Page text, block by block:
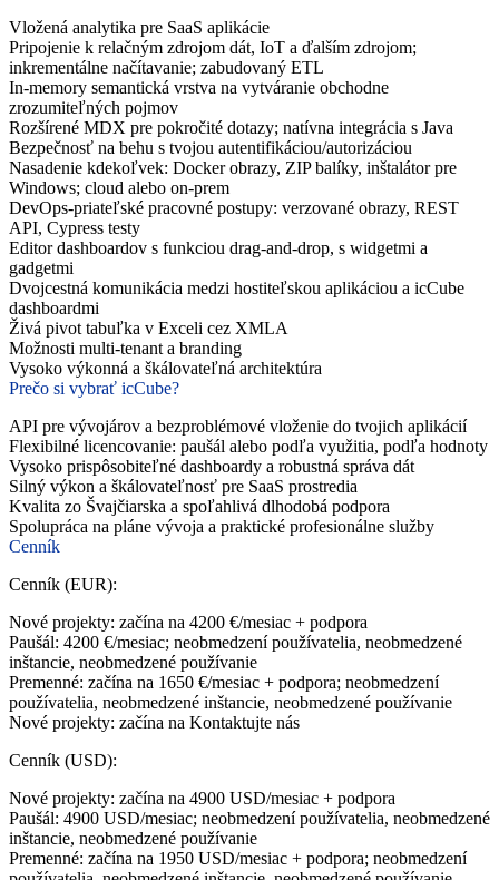
Vložená analytika pre SaaS aplikácie
Pripojenie k relačným zdrojom dát, IoT a ďalším zdrojom;
inkrementálne načítavanie; zabudovaný ETL
In-memory semantická vrstva na vytváranie obchodne
zrozumiteľných pojmov
Rozšírené MDX pre pokročité dotazy; natívna integrácia s Java
Bezpečnosť na behu s tvojou autentifikáciou/autorizáciou
Nasadenie kdekoľvek: Docker obrazy, ZIP balíky, inštalátor pre
Windows; cloud alebo on-prem
DevOps‑priateľské pracovné postupy: verzované obrazy, REST
API, Cypress testy
Editor dashboardov s funkciou drag-and-drop, s widgetmi a
gadgetmi
Dvojcestná komunikácia medzi hostiteľskou aplikáciou a icCube
dashboardmi
Živá pivot tabuľka v Exceli cez XMLA
Možnosti multi‑tenant a branding
Vysoko výkonná a škálovateľná architektúra
Prečo si vybrať icCube?
API pre vývojárov a bezproblémové vloženie do tvojich aplikácií
Flexibilné licencovanie: paušál alebo podľa využitia, podľa hodnoty
Vysoko prispôsobiteľné dashboardy a robustná správa dát
Silný výkon a škálovateľnosť pre SaaS prostredia
Kvalita zo Švajčiarska a spoľahlivá dlhodobá podpora
Spolupráca na pláne vývoja a praktické profesionálne služby
Cenník
Cenník (EUR):
Nové projekty: začína na 4200 €/mesiac + podpora
Paušál: 4200 €/mesiac; neobmedzení používatelia, neobmedzené
inštancie, neobmedzené používanie
Premenné: začína na 1650 €/mesiac + podpora; neobmedzení
používatelia, neobmedzené inštancie, neobmedzené používanie
Nové projekty: začína na Kontaktujte nás
Cenník (USD):
Nové projekty: začína na 4900 USD/mesiac + podpora
Paušál: 4900 USD/mesiac; neobmedzení používatelia, neobmedzené
inštancie, neobmedzené používanie
Premenné: začína na 1950 USD/mesiac + podpora; neobmedzení